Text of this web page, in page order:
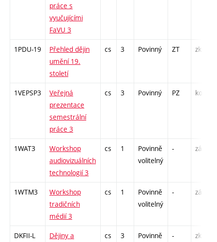
práce s
vyučujícími
FaVU 3
1PDU-19
Přehled dějin
umění 19.
století
cs 3 Povinný ZT zk
1VEPSP3
Veřejná
prezentace
semestrální
práce 3
cs 3 Povinný PZ kol
1WAT3
Workshop
audiovizuálních
technologií 3
cs 1
Povinně
volitelný
- zá
1WTM3
Workshop
tradičních
médií 3
cs 1
Povinně
volitelný
- zá
DKFII-L
Dějiny a
cs 3
Povinně
- zk